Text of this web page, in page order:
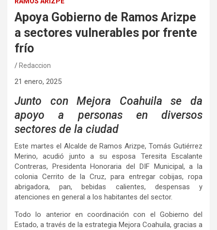
Apoya Gobierno de Ramos Arizpe
a sectores vulnerables por frente
frío
Redaccion
21 enero, 2025
Junto con Mejora Coahuila se da
apoyo a personas en diversos
sectores de la ciudad
Este martes el Alcalde de Ramos Arizpe, Tomás Gutiérrez
Merino, acudió junto a su esposa Teresita Escalante
Contreras, Presidenta Honoraria del DIF Municipal, a la
colonia Cerrito de la Cruz, para entregar cobijas, ropa
abrigadora, pan, bebidas calientes, despensas y
atenciones en general a los habitantes del sector.
Todo lo anterior en coordinación con el Gobierno del
Estado, a través de la estrategia Mejora Coahuila, gracias a